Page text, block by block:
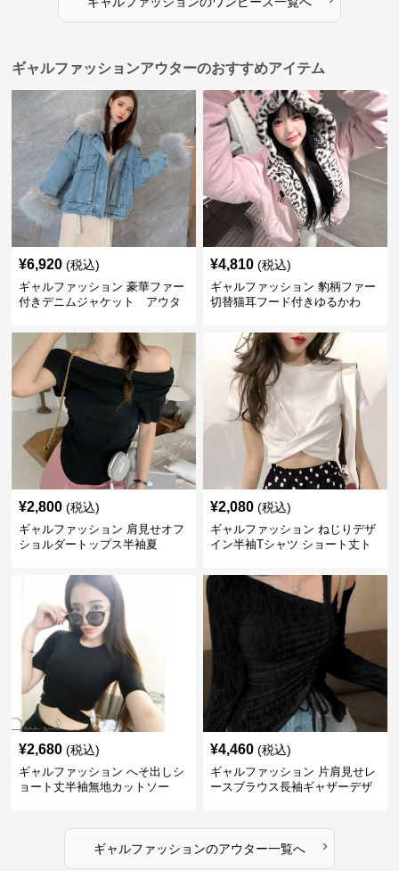
ギャルファッションアウターのおすすめアイテム
¥6,920 (税込)
ギャルファッション 豪華ファー
付きデニムジャケット アウタ
¥4,810 (税込)
ギャルファッション 豹柄ファー
切替猫耳フード付きゆるかわ
¥2,800 (税込)
ギャルファッション 肩見せオフ
ショルダートップス半袖夏
¥2,080 (税込)
ギャルファッション ねじりデザ
イン半袖Tシャツ ショート丈ト
¥2,680 (税込)
ギャルファッション へそ出しシ
ョート丈半袖無地カットソー
¥4,460 (税込)
ギャルファッション 片肩見せレ
ースブラウス長袖ギャザーデザ
ギャルファッションのアウター一覧へ ›